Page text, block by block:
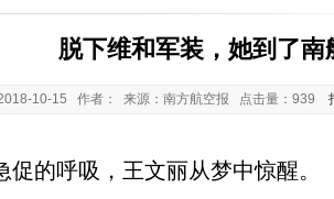
脱下维和军装，她到了南
10-15 作者： 来源：南方航空报 点击量： 939
呼吸，王文丽从梦中惊醒。